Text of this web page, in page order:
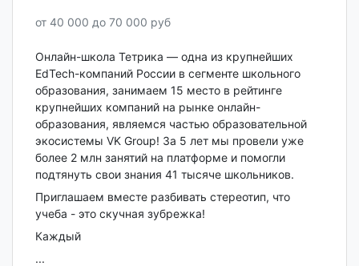
от 40 000 до 70 000 руб
Онлайн-школа Тетрика — одна из крупнейших
EdTech-компаний России в сегменте школьного
образования, занимаем 15 место в рейтинге
крупнейших компаний на рынке онлайн-
образования, являемся частью образовательной
экосистемы VK Group! За 5 лет мы провели уже
более 2 млн занятий на платформе и помогли
подтянуть свои знания 41 тысяче школьников.
Приглашаем вместе разбивать стереотип, что
учеба - это скучная зубрежка!
Каждый
...